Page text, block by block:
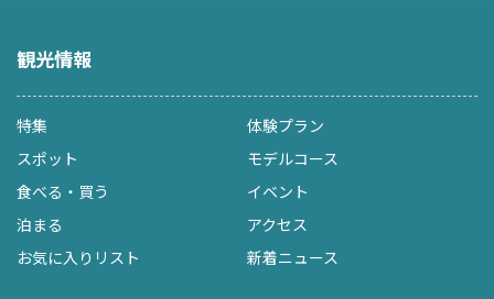
観光情報
特集
体験プラン
スポット
モデルコース
食べる・買う
イベント
泊まる
アクセス
お気に入りリスト
新着ニュース